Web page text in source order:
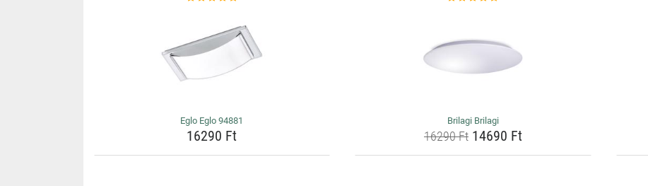
Eglo Eglo 94881
16290 Ft
Brilagi Brilagi
16290 Ft14690 Ft